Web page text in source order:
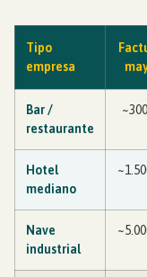
Tipo
empresa
Bar /
restaurante
Hotel
mediano
Nave
industrial